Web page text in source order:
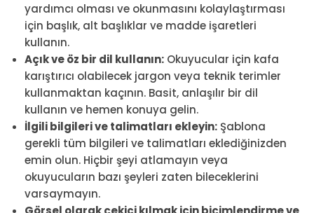
yardımcı olması ve okunmasını kolaylaştırması
için başlık, alt başlıklar ve madde işaretleri
kullanın.
Açık ve öz bir dil kullanın: Okuyucular için kafa
karıştırıcı olabilecek jargon veya teknik terimler
kullanmaktan kaçının. Basit, anlaşılır bir dil
kullanın ve hemen konuya gelin.
İlgili bilgileri ve talimatları ekleyin: Şablona
gerekli tüm bilgileri ve talimatları eklediğinizden
emin olun. Hiçbir şeyi atlamayın veya
okuyucuların bazı şeyleri zaten bileceklerini
varsaymayın.